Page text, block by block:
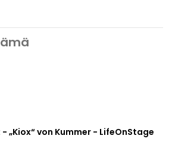
„Kiox“ von Kummer - LifeOnStage